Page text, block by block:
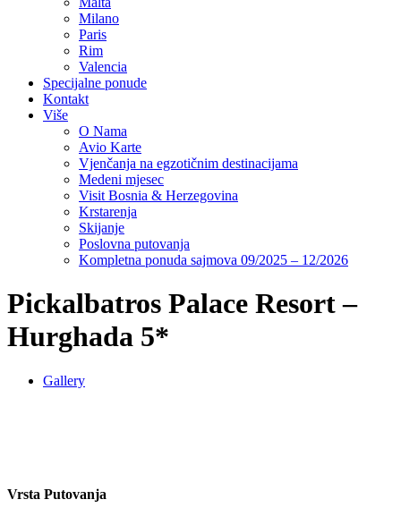
Milano
Paris
Rim
Valencia
Specijalne ponude
Kontakt
Više
O Nama
Avio Karte
Vjenčanja na egzotičnim destinacijama
Medeni mjesec
Visit Bosnia & Herzegovina
Krstarenja
Skijanje
Poslovna putovanja
Kompletna ponuda sajmova 09/2025 – 12/2026
Pickalbatros Palace Resort –
Hurghada 5*
Gallery
Vrsta Putovanja